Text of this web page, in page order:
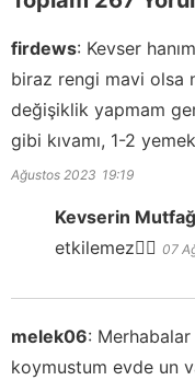
firdews: Kevser
biraz rengi mavi olsa
değişiklik yapmam
gibi kıvamı, 1-2
Ağustos 2023 19:19
Kevserin
etkilemez👍🏻 07
melek06:
koymustum evde un